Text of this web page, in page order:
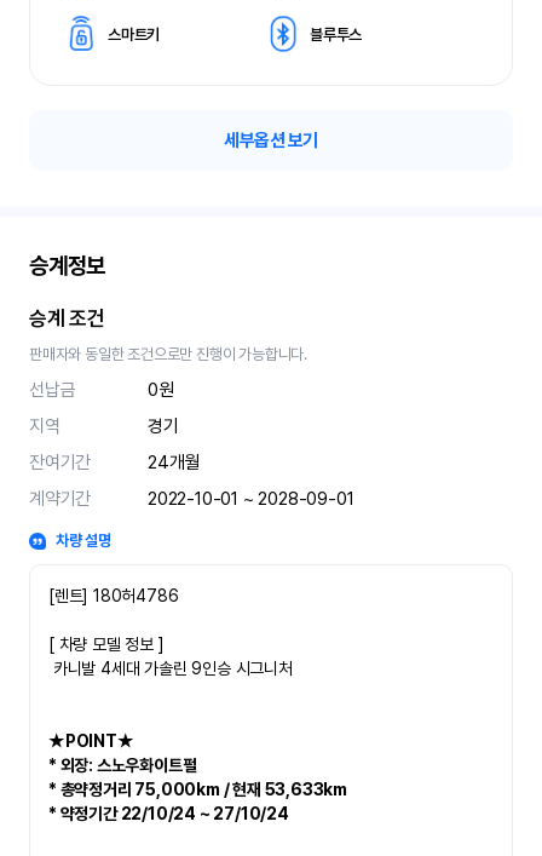
스마트키 블루투스
세부옵션 보기
승계정보
승계 조건
판매자와 동일한 조건으로만 진행이 가능합니다.
선납금
0원
지역
경기
잔여기간
24개월
계약기간
2022-10-01 ~ 2028-09-01
차량 설명
[렌트] 180허4786
​[ 차량 모델 정보 ]
카니발 4세대 가솔린 9인승 시그니처
★POINT★
* 외장: 스노우화이트펄
* 총약정거리 75,000km / 현재 53,633km
* 약정기간 22/10/24 ~ 27/10/24